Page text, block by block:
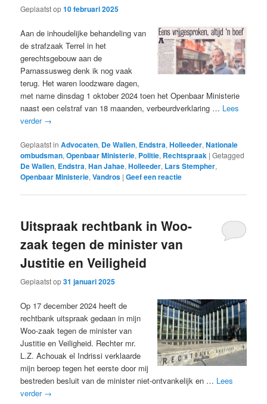
Geplaatst op10 februari 2025
Aan de inhoudelijke behandeling van
de strafzaak Terrel in het
gerechtsgebouw aan de
Parnassusweg denk ik nog vaak
terug. Het waren loodzware dagen,
met name dinsdag 1 oktober 2024 toen het Openbaar Ministerie
naast een celstraf van 18 maanden, verbeurdverklaring … Lees
verder →
Geplaatst in Advocaten, De Wallen, Endstra,Holleeder,Nationale
ombudsman,Openbaar Ministerie, Politie, Rechtspraak |Getagged
De Wallen, Endstra,Han Jahae,Holleeder, Lars Stempher,
Openbaar Ministerie,Vandros |Geef een reactie
Uitspraak rechtbank in Woo-
zaak tegen de minister van
Justitie en Veiligheid
Geplaatst op31 januari 2025
Op 17 december 2024 heeft de
rechtbank uitspraak gedaan in mijn
Woo-zaak tegen de minister van
Justitie en Veiligheid. Rechter mr.
L.Z. Achouak el Indrissi verklaarde
mijn beroep tegen het eerste door mij
bestreden besluit van de minister niet-ontvankelijk en … Lees
verder →